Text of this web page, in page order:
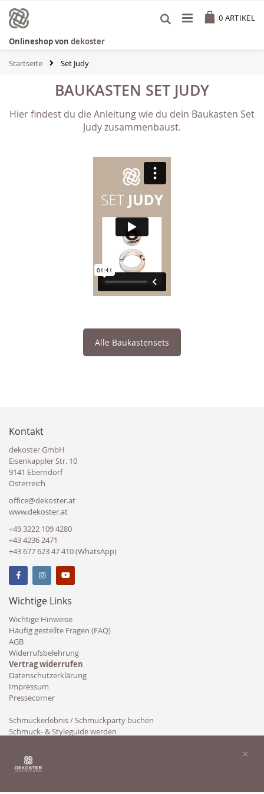
Inhalt
springen
0 ARTIKEL
Onlineshop von dekoster
Startseite Set Judy
BAUKASTEN SET JUDY
Hier findest du die Anleitung wie du dein Baukasten Set
Judy zusammenbaust.
Alle Baukastensets
Kontakt
dekoster GmbH
Eisenkappler Str. 10
9141 Eberndorf
Österreich
office@dekoster.at
www.dekoster.at
+49 3222 109 4280
+43 4236 2471
+43 677 623 47 410 (WhatsApp)
Wichtige Links
Wichtige Hinweise
Häufig gestellte Fragen (FAQ)
AGB
Widerrufsbelehrung
Vertrag widerrufen
Datenschutzerklärung
Impressum
Pressecorner
Schmuckerlebnis / Schmuckparty buchen
Schmuck- & Styleguide werden
×